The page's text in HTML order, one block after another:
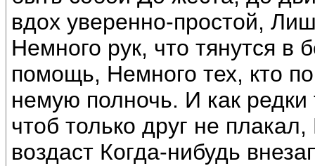
вдох уверенно-простой,
Немного рук, что тянутся в
помощь, Немного тех, кто
немую полночь. И как
чтоб только друг не
воздаст Когда-нибудь